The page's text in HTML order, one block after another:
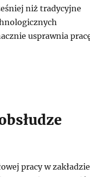
niż tradycyjne
usprawnia
pracy w zakładzie